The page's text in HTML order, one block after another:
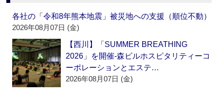
各社の「令和8年熊本地震」被災地への支援（順位不動）
2026年08月07日 (金)
【西川】「SUMMER BREATHING
2026」を開催‐森ビルホスピタリティーコ
ーポレーションとエステ…
2026年08月07日 (金)